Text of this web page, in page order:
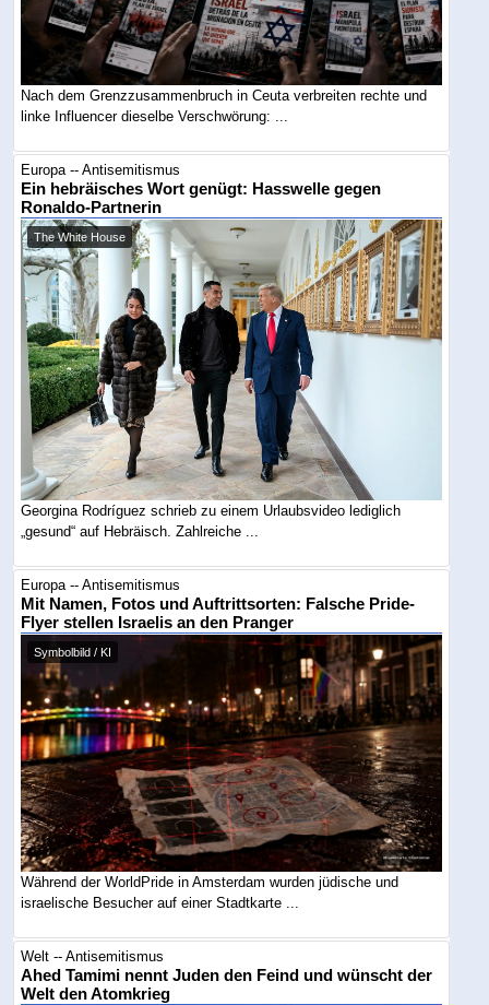
Nach dem Grenzzusammenbruch in Ceuta verbreiten rechte und
linke Influencer dieselbe Verschwörung: ...
Europa -- Antisemitismus
Ein hebräisches Wort genügt: Hasswelle gegen
Ronaldo-Partnerin
The White House
Georgina Rodríguez schrieb zu einem Urlaubsvideo lediglich
„gesund“ auf Hebräisch. Zahlreiche ...
Europa -- Antisemitismus
Mit Namen, Fotos und Auftrittsorten: Falsche Pride-
Flyer stellen Israelis an den Pranger
Symbolbild / KI
Während der WorldPride in Amsterdam wurden jüdische und
israelische Besucher auf einer Stadtkarte ...
Welt -- Antisemitismus
Ahed Tamimi nennt Juden den Feind und wünscht der
Welt den Atomkrieg